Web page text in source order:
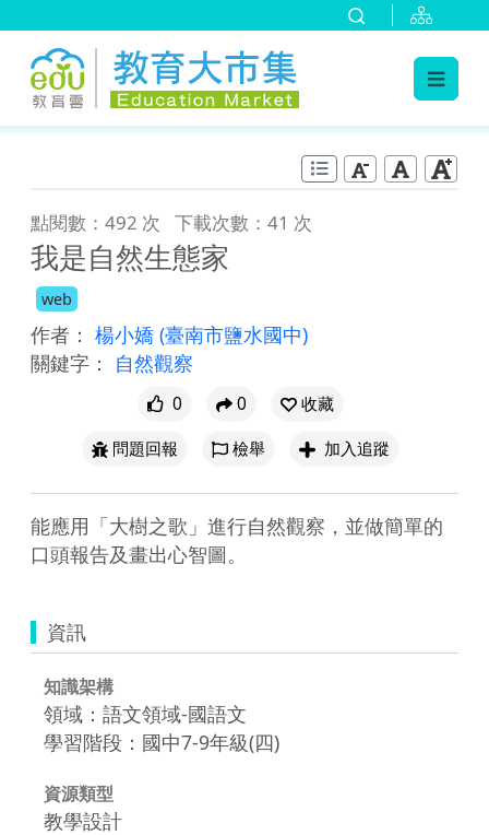
點閱數：492 次 下載次數：41 次
我是自然生態家
web
作者： 楊小嬌 (臺南市鹽水國中)
關鍵字：
自然觀察
0 0
收藏
問題回報
檢舉 加入追蹤
能應用「大樹之歌」進行自然觀察，並做簡單的
口頭報告及畫出心智圖。
資訊
知識架構
領域：語文領域-國語文
學習階段：國中7-9年級(四)
資源類型
教學設計